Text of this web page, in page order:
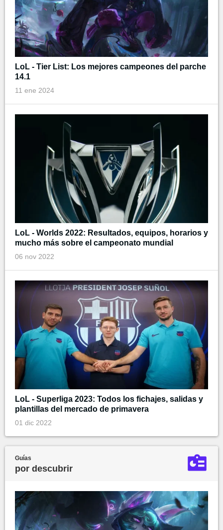
LoL - Tier List: Los mejores campeones del parche
14.1
11 ene 2024
LoL - Worlds 2022: Resultados, equipos, horarios y
mucho más sobre el campeonato mundial
06 nov 2022
LoL - Superliga 2023: Todos los fichajes, salidas y
plantillas del mercado de primavera
01 dic 2022
Guías
por descubrir